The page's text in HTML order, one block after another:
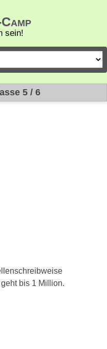
sein!
5 / 6
bis 1 Million.